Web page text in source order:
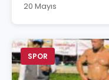
20 Mayıs
SPOR